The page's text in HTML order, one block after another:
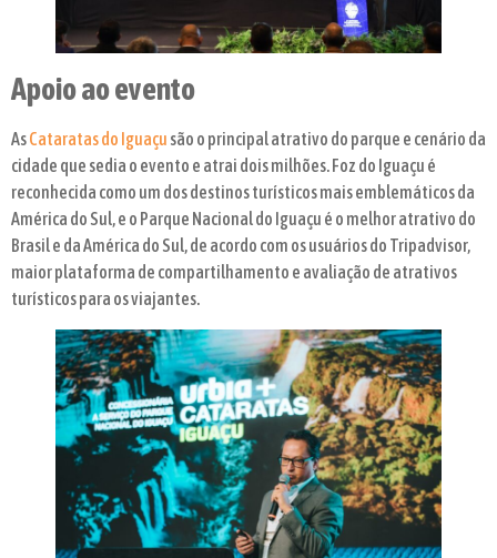
Apoio ao evento
AsCataratas do Iguaçu são o principal atrativo do parque e cenário da
cidade que sedia o evento e atrai dois milhões. Foz do Iguaçu é
reconhecida como um dos destinos turísticos mais emblemáticos da
América do Sul, e o Parque Nacional do Iguaçu é o melhor atrativo do
Brasil e da América do Sul, de acordo com os usuários do Tripadvisor,
maior plataforma de compartilhamento e avaliação de atrativos
turísticos para os viajantes.